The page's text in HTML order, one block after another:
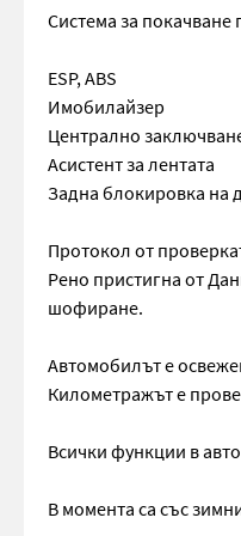
Система за покачване
ESP, ABS
Имобилайзер
Централно
Асистент за лентата
Задна блокировка на
Протокол от
Рено пристигна от
шофиране.
Автомобилът е
Километражът е
Всички функции в
В момента са със